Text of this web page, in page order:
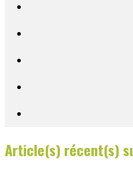
Article(s) récent(s)